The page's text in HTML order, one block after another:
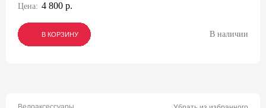
Цена: 4 800 р.
В КОРЗИНУ
В КОРЗИНУ
В КОРЗИНУ В наличии